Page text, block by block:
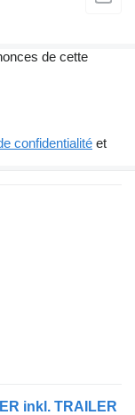
de cette
confidentialité et
inkl. TRAILER